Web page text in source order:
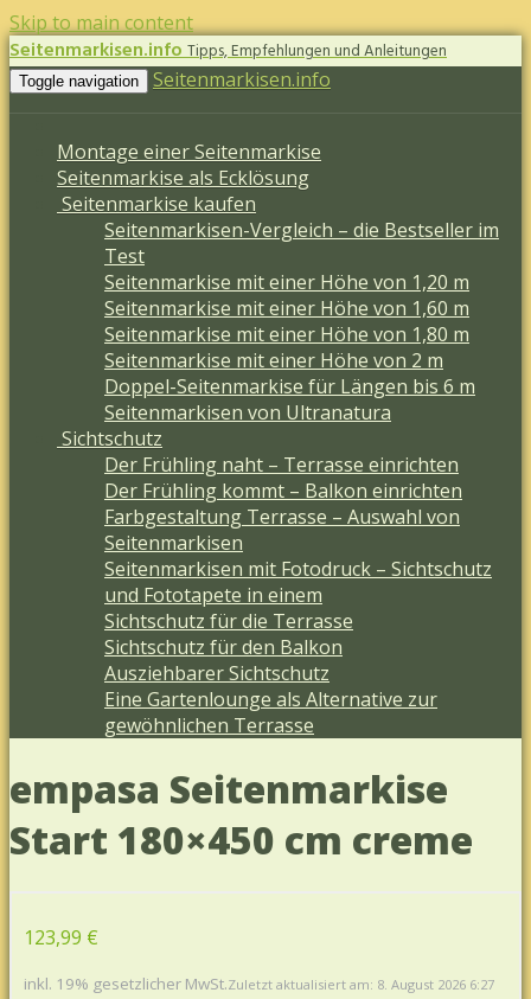
Skip to main content
Seitenmarkisen.infoTipps, Empfehlungen und Anleitungen
Toggle navigation Seitenmarkisen.info
Montage einer Seitenmarkise
Seitenmarkise als Ecklösung
Seitenmarkise kaufen
Seitenmarkisen-Vergleich – die Bestseller im
Test
Seitenmarkise mit einer Höhe von 1,20 m
Seitenmarkise mit einer Höhe von 1,60 m
Seitenmarkise mit einer Höhe von 1,80 m
Seitenmarkise mit einer Höhe von 2 m
Doppel-Seitenmarkise für Längen bis 6 m
Seitenmarkisen von Ultranatura
Sichtschutz
Der Frühling naht – Terrasse einrichten
Der Frühling kommt – Balkon einrichten
Farbgestaltung Terrasse – Auswahl von
Seitenmarkisen
Seitenmarkisen mit Fotodruck – Sichtschutz
und Fototapete in einem
Sichtschutz für die Terrasse
Sichtschutz für den Balkon
Ausziehbarer Sichtschutz
Eine Gartenlounge als Alternative zur
gewöhnlichen Terrasse
empasa Seitenmarkise
Start 180×450 cm creme
123,99 €
inkl. 19% gesetzlicher MwSt.Zuletzt aktualisiert am: 8. August 2026 6:27